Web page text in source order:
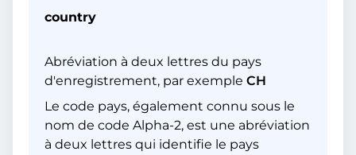
country
Abréviation à deux lettres du pays
d'enregistrement, par exemple CH
Le code pays, également connu sous le
nom de code Alpha-2, est une abréviation
à deux lettres qui identifie le pays